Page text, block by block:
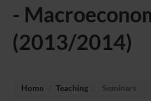
-
(2013/2014)
Home Teaching Seminars